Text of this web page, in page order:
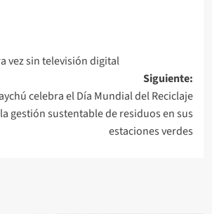
vez sin televisión digital
Siguiente:
celebra el Día Mundial del Reciclaje
gestión sustentable de residuos en sus
estaciones verdes